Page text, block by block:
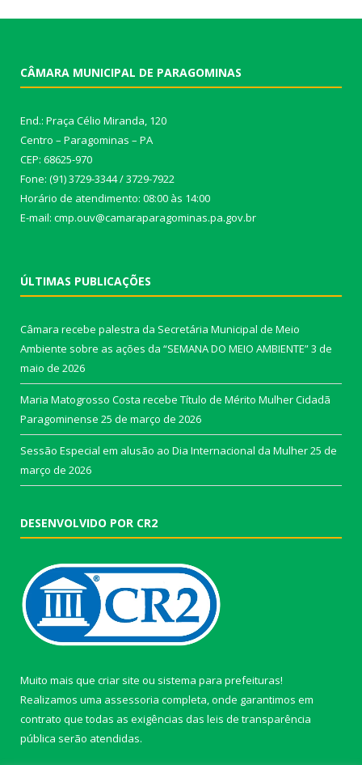
CÂMARA MUNICIPAL DE PARAGOMINAS
End.: Praça Célio Miranda, 120
Centro – Paragominas – PA
CEP: 68625-970
Fone: (91) 3729-3344 / 3729-7922
Horário de atendimento: 08:00 às 14:00
E-mail: cmp.ouv@camaraparagominas.pa.gov.br
ÚLTIMAS PUBLICAÇÕES
Câmara recebe palestra da Secretária Municipal de Meio
Ambiente sobre as ações da “SEMANA DO MEIO AMBIENTE”3 de
maio de 2026
Maria Matogrosso Costa recebe Título de Mérito Mulher Cidadã
Paragominense 25 de março de 2026
Sessão Especial em alusão ao Dia Internacional da Mulher25 de
março de 2026
DESENVOLVIDO POR CR2
Muito mais que criar site ou sistema para prefeituras!
Realizamos uma assessoria completa, onde garantimos em
contrato que todas as exigências das leis de transparência
pública serão atendidas.